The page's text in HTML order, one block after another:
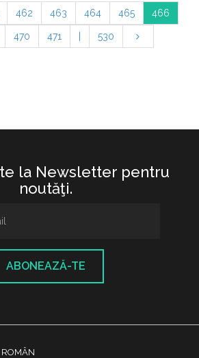
462 463 464 465 466
470 471 530
la Newsletter pentru
noutăţi.
ABONEAZĂ-TE
ROMÂN